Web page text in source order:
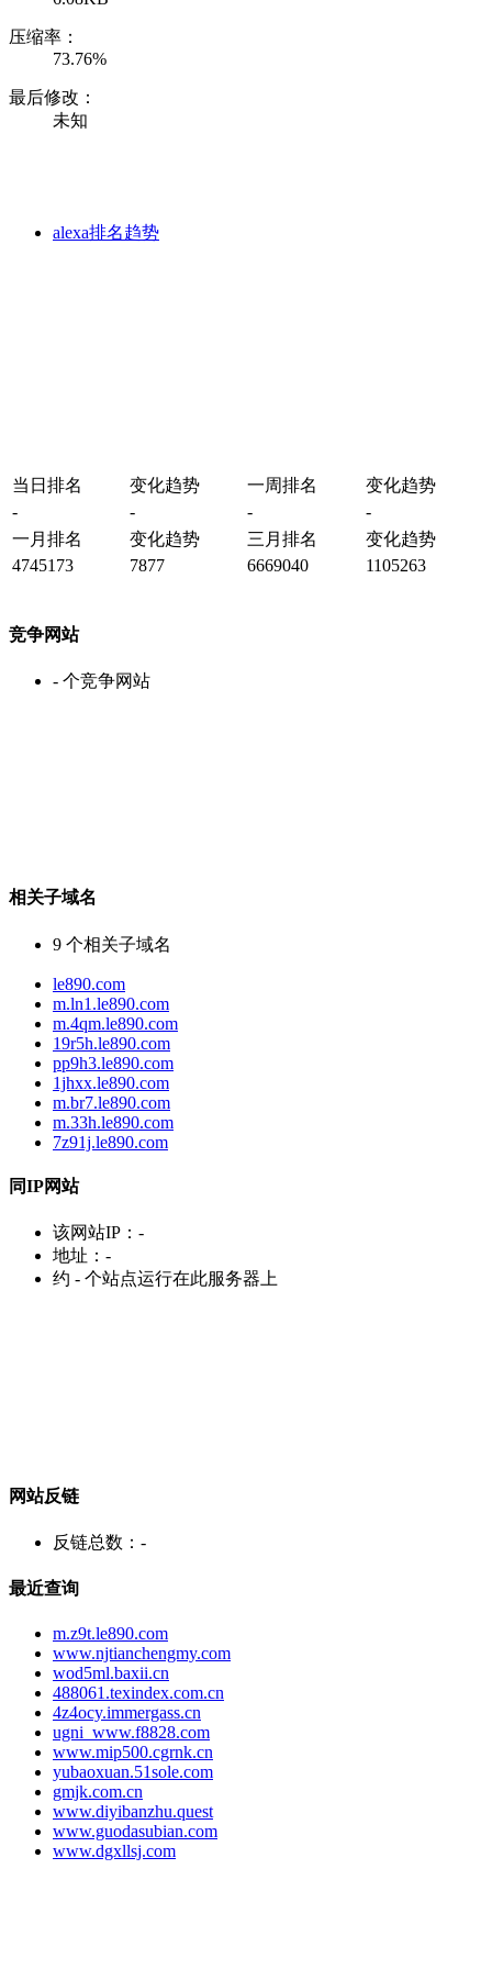
压缩率：
73.76%
最后修改：
未知
alexa排名趋势
当日排名 变化趋势 一周排名
变化趋势
-
- -
-
一月排名
变化趋势 三月排名
变化趋势
4745173
7877 6669040 1105263
竞争网站
- 个竞争网站
相关子域名
9 个相关子域名
le890.com
m.ln1.le890.com
m.4qm.le890.com
19r5h.le890.com
pp9h3.le890.com
1jhxx.le890.com
m.br7.le890.com
m.33h.le890.com
7z91j.le890.com
同IP网站
该网站IP： -
地址： -
约 - 个站点运行在此服务器上
网站反链
反链总数： -
最近查询
m.z9t.le890.com
www.njtianchengmy.com
wod5ml.baxii.cn
488061.texindex.com.cn
4z4ocy.immergass.cn
ugni_www.f8828.com
www.mip500.cgrnk.cn
yubaoxuan.51sole.com
gmjk.com.cn
www.diyibanzhu.quest
www.guodasubian.com
www.dgxllsj.com